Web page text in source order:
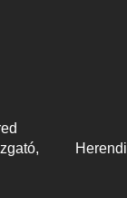
Herendi